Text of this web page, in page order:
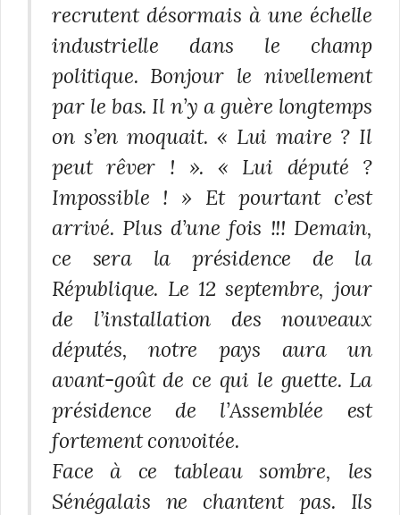
recrutent désormais à une échelle
industrielle dans le champ
politique. Bonjour le nivellement
par le bas. Il n’y a guère longtemps
on s’en moquait. « Lui maire ? Il
peut rêver ! ». « Lui député ?
Impossible ! » Et pourtant c’est
arrivé. Plus d’une fois !!! Demain,
ce sera la présidence de la
République. Le 12 septembre, jour
de l’installation des nouveaux
députés, notre pays aura un
avant-goût de ce qui le guette. La
présidence de l’Assemblée est
fortement convoitée.
Face à ce tableau sombre, les
Sénégalais ne chantent pas. Ils